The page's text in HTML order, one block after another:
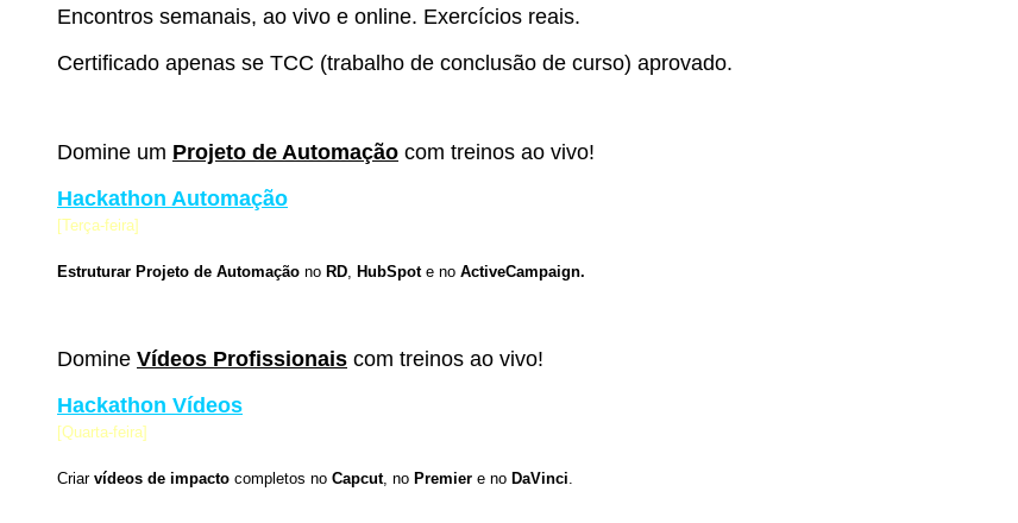
Encontros semanais, ao vivo e online. Exercícios reais.
Certificado apenas se TCC (trabalho de conclusão de curso) aprovado.
Domine um Projeto de Automação com treinos ao vivo!
Hackathon Automação
[Terça-feira]
Estruturar Projeto de Automação no RD HubSpote no ActiveCampaign.
Domine Vídeos Profissionais com treinos ao vivo!
Hackathon Vídeos
[Quarta-feira]
Criar vídeos de impacto completos no Capcut, no Premier e no DaVinci